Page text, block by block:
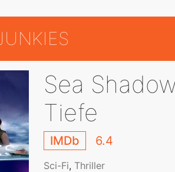
Sea
Tiefe
IMDb 6.4
Sci-Fi, Thriller